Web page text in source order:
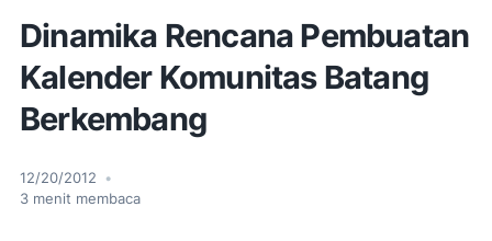
Dinamika Rencana Pembuatan
Kalender Komunitas Batang
Berkembang
12/20/2012
•
3 menit membaca